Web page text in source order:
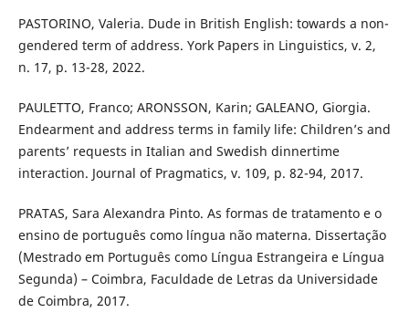
PASTORINO, Valeria. Dude in British English: towards a non-
gendered term of address. York Papers in Linguistics, v. 2,
n. 17, p. 13-28, 2022.
PAULETTO, Franco; ARONSSON, Karin; GALEANO, Giorgia.
Endearment and address terms in family life: Children’s and
parents’ requests in Italian and Swedish dinnertime
interaction. Journal of Pragmatics, v. 109, p. 82-94, 2017.
PRATAS, Sara Alexandra Pinto. As formas de tratamento e o
ensino de português como língua não materna. Dissertação
(Mestrado em Português como Língua Estrangeira e Língua
Segunda) – Coimbra, Faculdade de Letras da Universidade
de Coimbra, 2017.